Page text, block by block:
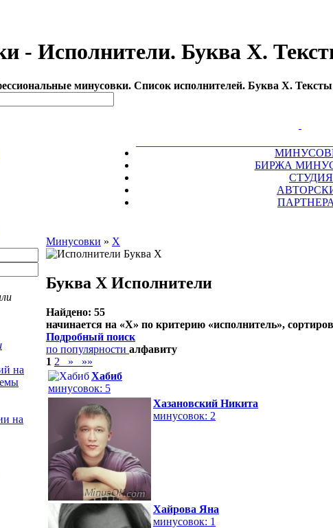
- Исполнители. Буква Х.
минусовки. Список исполнителей. Буква Х.
БИРЖА
СТУДИЯ
на
на
Минусовки » Х
Буква Х Исполнители
Найдено: 55
начинается на «Х» по критерию «исполнитель»,
Подробный поиск
по популярности алфавиту
1 2 »
»»
Хабиб
минусовок: 5
Хазановский Никита
минусовок: 2
Хайрова Яна
минусовок: 1